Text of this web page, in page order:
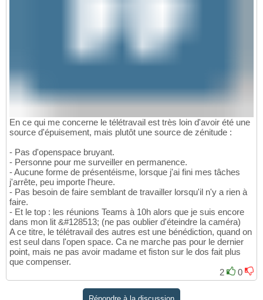
En ce qui me concerne le télétravail est très loin d'avoir été une
source d'épuisement, mais plutôt une source de zénitude :
- Pas d'openspace bruyant.
- Personne pour me surveiller en permanence.
- Aucune forme de présentéisme, lorsque j'ai fini mes tâches
j'arrête, peu importe l'heure.
- Pas besoin de faire semblant de travailler lorsqu'il n'y a rien à
faire.
- Et le top : les réunions Teams à 10h alors que je suis encore
dans mon lit &#128513; (ne pas oublier d'éteindre la caméra)
A ce titre, le télétravail des autres est une bénédiction, quand on
est seul dans l'open space. Ca ne marche pas pour le dernier
point, mais ne pas avoir madame et fiston sur le dos fait plus
que compenser.
2
0